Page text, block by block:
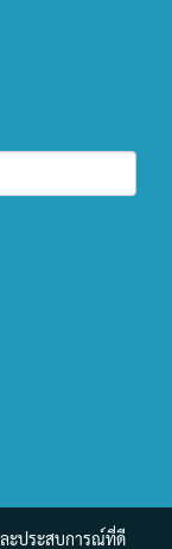
ะประสบการณ์ที่ดี